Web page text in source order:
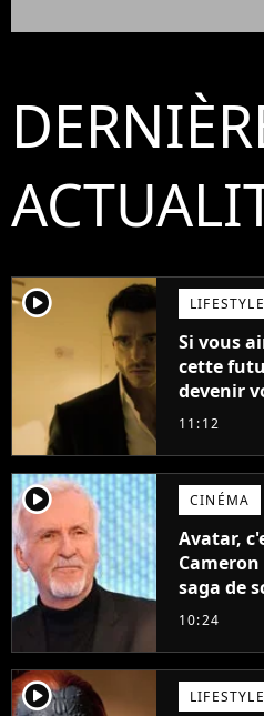
player2 LIFESTYLE
Si vous
cette
devenir
11:12
player2 CINÉMA
Avatar,
saga de
milliards
10:24
player2 LIFESTYLE